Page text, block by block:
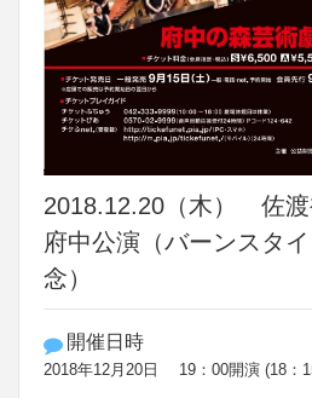
2018.12.20（木） 佐
府中公演（バーンスタ
念）
開催日時
2018年12月20日 19：00開演 (18：